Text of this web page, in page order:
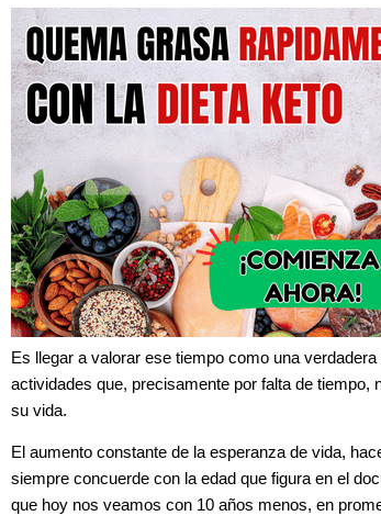
Es llegar a valorar ese tiempo como una
actividades que, precisamente por falta de tiempo,
su vida.
El aumento constante de la esperanza de vida,
siempre concuerde con la edad que figura en el
que hoy nos veamos con 10 años menos, en